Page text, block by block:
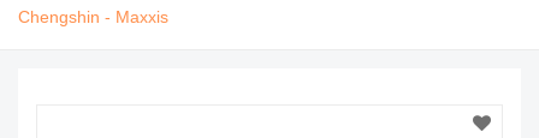
Chengshin - Maxxis